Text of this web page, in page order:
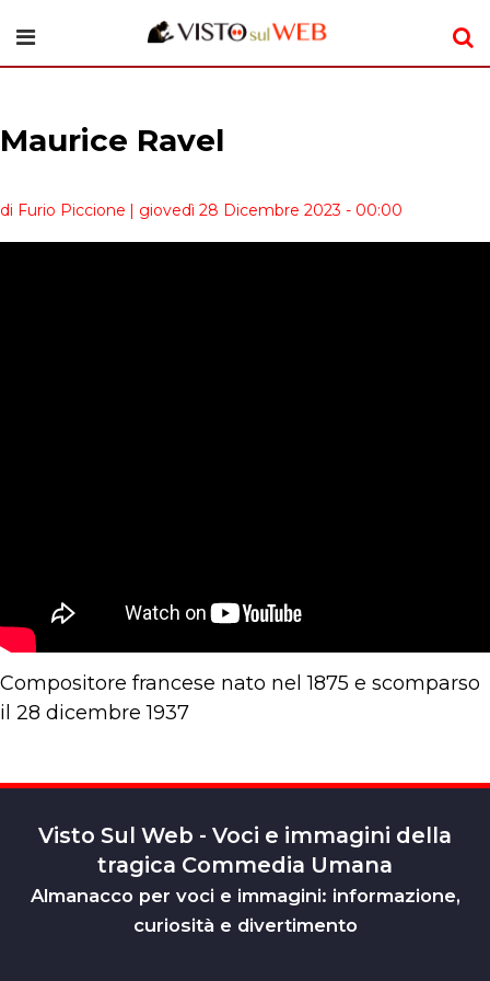
Maurice Ravel
di Furio Piccione | giovedì 28 Dicembre 2023 - 00:00
Compositore francese nato nel 1875 e scomparso
il 28 dicembre 1937
Visto Sul Web - Voci e immagini della
tragica Commedia Umana
Almanacco per voci e immagini: informazione,
curiosità e divertimento